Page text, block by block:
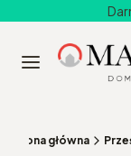
Menu
Strona główna